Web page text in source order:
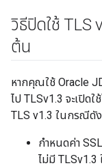
วิธีปิดใช้ TLS
ต้น
หากคุณใช้ Oracle
ไป TLSv1.3 จะเปิด
TLS v1.3 ในกรณีดั
กำหนดค่า
ไม่มี TLSv1.3